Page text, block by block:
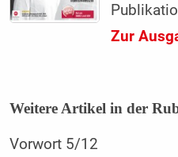
Zur
Weitere Artikel in der
Vorwort 5/12